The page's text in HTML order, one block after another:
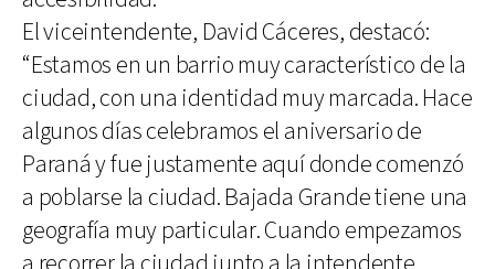
El viceintendente, David Cáceres, destacó:
“Estamos en un barrio muy característico de la
ciudad, con una identidad muy marcada. Hace
algunos días celebramos el aniversario de
Paraná y fue justamente aquí donde comenzó
a poblarse la ciudad. Bajada Grande tiene una
geografía muy particular. Cuando empezamos